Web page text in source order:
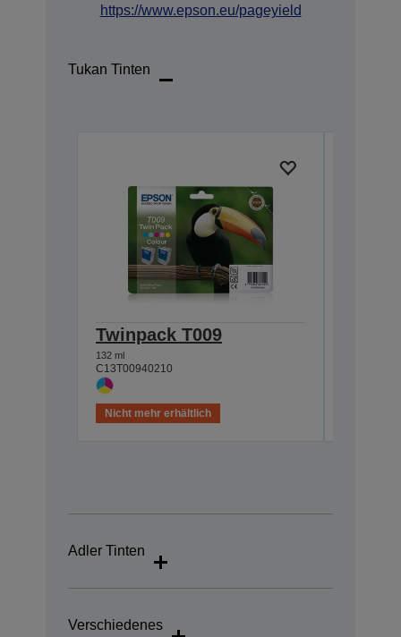
https://www.epson.eu/pageyield
Tukan Tinten
Twinpack T009
132 ml
C13T00940210
Nicht mehr erhältlich
Adler Tinten
Verschiedenes